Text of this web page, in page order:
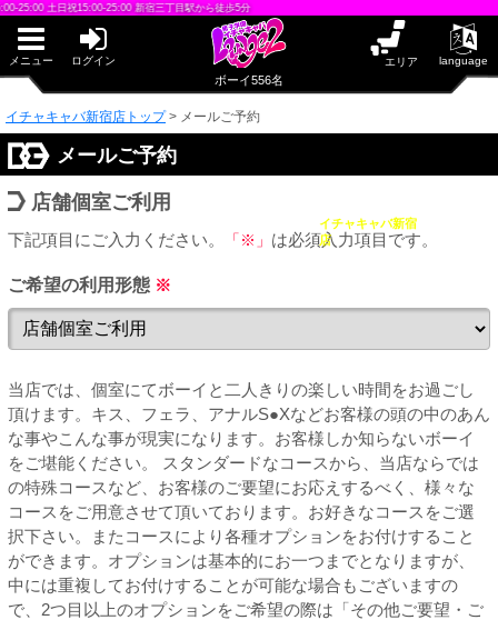
土日祝15:00-25:00 新宿三丁目駅から徒歩5分
イチャキャバ新宿
店
メニュー ログイン エリア language
ボーイ556名
サテライト大宮
PUA柏
PUA'赤羽
PUA'八重洲
PUA'新橋
PUA'蒲田
PUA'羽田
PUA四日市
PUA津
PUA和歌山
PUA奈良
PUA加古川
PUA姫路
PUA鹿児島
×閉じる
イチャキャバ新宿店トップ> メールご予約
メールご予約
店舗個室ご利用
下記項目にご入力ください。 「※」 は必須入力項目です。
ご希望の利用形態 ※
当店では、個室にてボーイと二人きりの楽しい時間をお過ごし
頂けます。キス、フェラ、アナルS●Xなどお客様の頭の中のあん
な事やこんな事が現実になります。お客様しか知らないボーイ
をご堪能ください。 スタンダードなコースから、当店ならでは
の特殊コースなど、お客様のご要望にお応えするべく、様々な
コースをご用意させて頂いております。お好きなコースをご選
択下さい。またコースにより各種オプションをお付けすること
ができます。オプションは基本的にお一つまでとなりますが、
中には重複してお付けすることが可能な場合もございますの
で、2つ目以上のオプションをご希望の際は「その他ご要望・ご